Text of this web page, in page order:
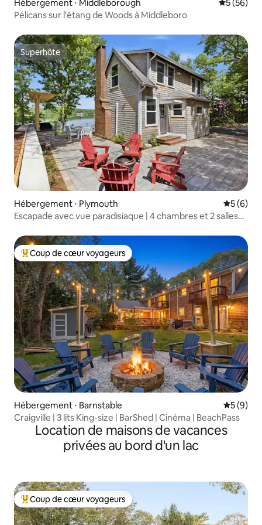
Hébergement ⋅ Middleborough
5 (56)
Pélicans sur l'étang de Woods à Middleboro
Superhôte
Superhôte
Hébergement ⋅ Plymouth
5 (6)
Escapade avec vue paradisiaque | 4 chambres et 2 salles
Coups de cœur voyageurs les plus appréciés
Coup de cœur voyageurs
Hébergement ⋅ Barnstable
5 (9)
Craigville | 3 lits King-size | BarShed | Cinéma | BeachPass
Location de maisons de vacances
privées au bord d'un lac
Coups de cœur voyageurs les plus appréciés
Coup de cœur voyageurs